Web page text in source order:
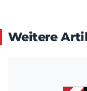
Weitere